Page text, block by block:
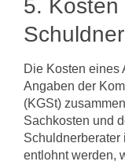
5. Kosten
Die Kosten eines
Angaben der
(KGSt)
Sachkosten und
Schuldnerberater
entlohnt werden,